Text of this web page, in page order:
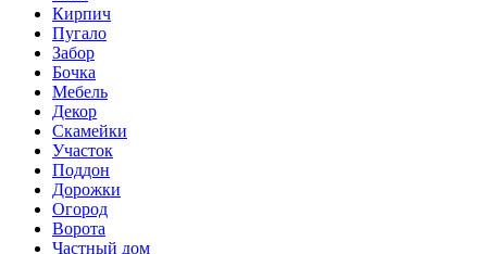
Кирпич
Пугало
Забор
Бочка
Мебель
Декор
Скамейки
Участок
Поддон
Дорожки
Огород
Ворота
Частный дом